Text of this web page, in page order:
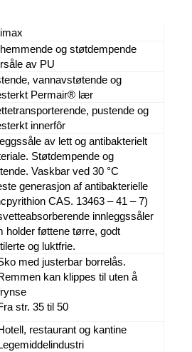
og støtdempende
av PU
vannavstøtende og
Permair® lær
pustende og
innerfôr
av lett og antibakterielt
Støtdempende og
Vaskbar ved 30 °C
generasjon af antibakterielle
CAS. 13463 – 41 – 7)
innleggssåler
holder føttene tørre, godt
og luktfrie.
med justerbar borrelås.
kan klippes til uten å
str. 35 til 50
restaurant og kantine